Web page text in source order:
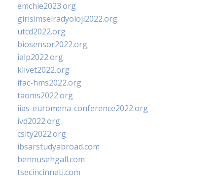
emchie2023.org
girisimselradyoloji2022.org
utcd2022.org
biosensor2022.org
ialp2022.org
klivet2022.org
ifac-hms2022.org
taoms2022.org
iias-euromena-conference2022.org
ivd2022.org
csity2022.org
ibsarstudyabroad.com
bennusehgall.com
tsecincinnati.com